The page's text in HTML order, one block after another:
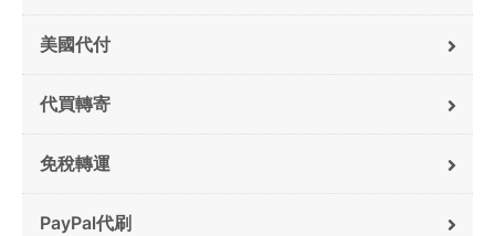
美國代付
代買轉寄
免稅轉運
PayPal代刷